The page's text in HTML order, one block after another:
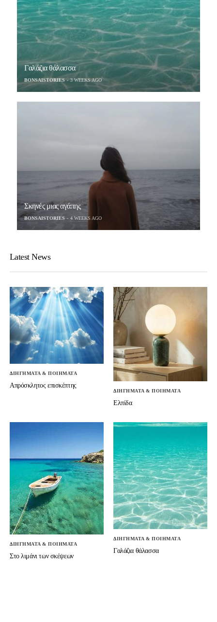
Γαλάζια θάλασσα
BONSAISTORIES 3 WEEKS AGO
Σκηνές μιας αγάπης
BONSAISTORIES 4 WEEKS AGO
Latest News
ΔΙΗΓΗΜΑΤΑ & ΠΟΙΗΜΑΤΑ
Απρόσκλητος επισκέπτης
ΔΙΗΓΗΜΑΤΑ & ΠΟΙΗΜΑΤΑ
Ελπίδα
ΔΙΗΓΗΜΑΤΑ & ΠΟΙΗΜΑΤΑ
Στο λιμάνι των σκέψεων
ΔΙΗΓΗΜΑΤΑ & ΠΟΙΗΜΑΤΑ
Γαλάζια θάλασσα